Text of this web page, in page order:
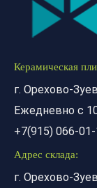
Керамическая
г. Орехово-
Ежедневно с
+7(915) 066-
Адрес склада:
г. Орехово-